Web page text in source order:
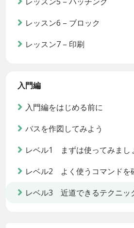
レッスン6 – ブロック
レッスン7 – 印刷
入門編
入門編をはじめる前に
バスを作図してみよう
レベル1 まずは使ってみまし
レベル2 よく使うコマンドを
レベル3 近道できるテクニッ